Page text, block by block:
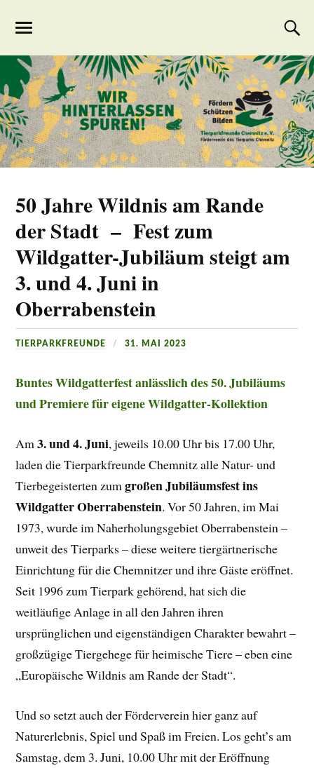
50 Jahre Wildnis am Rande
der Stadt – Fest zum
Wildgatter-Jubiläum steigt am
3. und 4. Juni in
Oberrabenstein
TIERPARKFREUNDE 31. MAI 2023
Buntes Wildgatterfest anlässlich des 50. Jubiläums
und Premiere für eigene Wildgatter-Kollektion
Am3. und 4. Juni, jeweils 10.00 Uhr bis 17.00 Uhr,
laden die Tierparkfreunde Chemnitz alle Natur- und
Tierbegeisterten zumgroßen Jubiläumsfest ins
Wildgatter Oberrabenstein. Vor 50 Jahren, im Mai
1973, wurde im Naherholungsgebiet Oberrabenstein –
unweit des Tierparks – diese weitere tiergärtnerische
Einrichtung für die Chemnitzer und ihre Gäste eröffnet.
Seit 1996 zum Tierpark gehörend, hat sich die
weitläufige Anlage in all den Jahren ihren
ursprünglichen und eigenständigen Charakter bewahrt –
großzügige Tiergehege für heimische Tiere – eben eine
„Europäische Wildnis am Rande der Stadt“.
Und so setzt auch der Förderverein hier ganz auf
Naturerlebnis, Spiel und Spaß im Freien. Los geht’s am
Samstag, dem 3. Juni, 10.00 Uhr mit der Eröffnung